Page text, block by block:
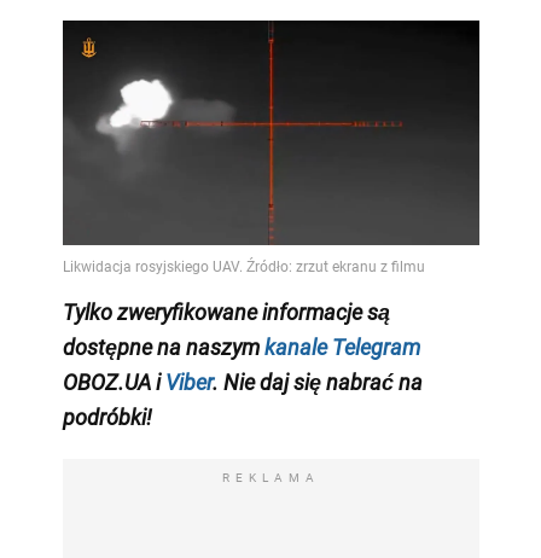
Tylko zweryfikowane informacje są
dostępne na naszymkanale Telegram
OBOZ.UA iViber. Nie daj się nabrać na
podróbki!
REKLAMA